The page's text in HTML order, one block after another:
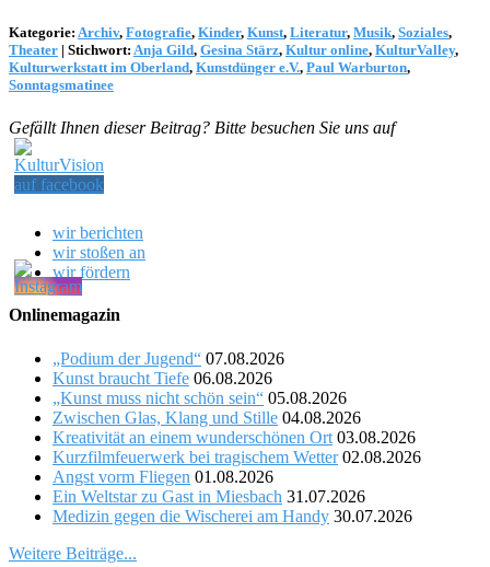
Kategorie: Archiv, Fotografie, Kinder, Kunst, Literatur, Musik, Soziales,
Theater | Stichwort: Anja Gild, Gesina Stärz, Kultur online, KulturValley,
Kulturwerkstatt im Oberland, Kunstdünger e.V., Paul Warburton,
Sonntagsmatinee
Gefällt Ihnen dieser Beitrag? Bitte besuchen Sie uns auf
wir berichten
wir stoßen an
wir fördern
Onlinemagazin
„Podium der Jugend“ 07.08.2026
Kunst braucht Tiefe 06.08.2026
„Kunst muss nicht schön sein“ 05.08.2026
Zwischen Glas, Klang und Stille 04.08.2026
Kreativität an einem wunderschönen Ort 03.08.2026
Kurzfilmfeuerwerk bei tragischem Wetter 02.08.2026
Angst vorm Fliegen 01.08.2026
Ein Weltstar zu Gast in Miesbach 31.07.2026
Medizin gegen die Wischerei am Handy 30.07.2026
Weitere Beiträge...